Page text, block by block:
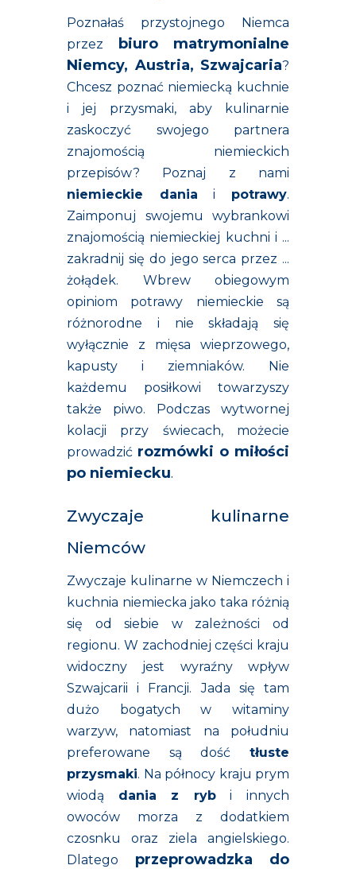
Poznałaś przystojnego Niemca
przez
biuro matrymonialne
Niemcy, Austria, Szwajcaria?
Chcesz poznać niemiecką kuchnie
i jej przysmaki, aby kulinarnie
zaskoczyć swojego partnera
znajomością niemieckich
przepisów? Poznaj z nami
niemieckie dania i potrawy.
Zaimponuj swojemu wybrankowi
znajomością niemieckiej kuchni i ...
zakradnij się do jego serca przez ...
żołądek. Wbrew obiegowym
opiniom potrawy niemieckie są
różnorodne i nie składają się
wyłącznie z mięsa wieprzowego,
kapusty i ziemniaków. Nie
każdemu posiłkowi towarzyszy
także piwo. Podczas wytwornej
kolacji przy świecach, możecie
prowadzić rozmówki o miłości
po niemiecku.
Zwyczaje kulinarne
Niemców
Zwyczaje kulinarne w Niemczech i
kuchnia niemiecka jako taka różnią
się od siebie w zależności od
regionu. W zachodniej części kraju
widoczny jest wyraźny wpływ
Szwajcarii i Francji. Jada się tam
dużo bogatych w witaminy
warzyw, natomiast na południu
preferowane są dość tłuste
przysmaki. Na północy kraju prym
wiodą dania z rybi innych
owoców morza z dodatkiem
czosnku oraz ziela angielskiego.
Dlatego przeprowadzka do